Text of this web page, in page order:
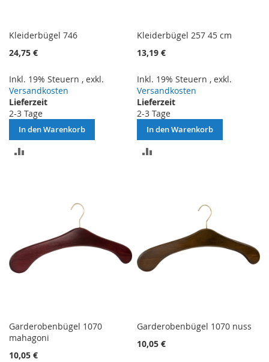
Kleiderbügel 746
24,75 €
Inkl. 19% Steuern , exkl.
Versandkosten
Lieferzeit
2-3 Tage
In den Warenkorb
Kleiderbügel 257 45 cm
13,19 €
Inkl. 19% Steuern ,exkl.
Versandkosten
Lieferzeit
2-3 Tage
In den Warenkorb
Garderobenbügel 1070
mahagoni
10,05 €
Garderobenbügel 1070 nuss
10,05 €